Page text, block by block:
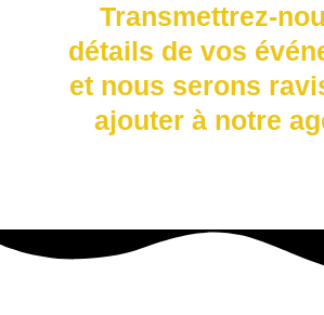
Transmettrez-
détails de vos
et nous serons
ajouter à notre